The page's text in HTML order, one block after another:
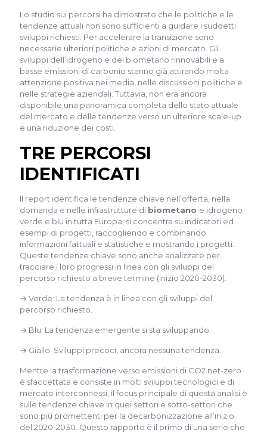
Lo studio sui percorsi ha dimostrato che le politiche e le
tendenze attuali non sono sufficienti a guidare i suddetti
sviluppi richiesti. Per accelerare la transizione sono
necessarie ulteriori politiche e azioni di mercato. Gli
sviluppi dell’idrogeno e del biometano rinnovabili e a
basse emissioni di carbonio stanno già attirando molta
attenzione positiva nei media, nelle discussioni politiche e
nelle strategie aziendali. Tuttavia, non era ancora
disponibile una panoramica completa dello stato attuale
del mercato e delle tendenze verso un ulteriore scale-up
e una riduzione dei costi.
TRE PERCORSI
IDENTIFICATI
Il report identifica le tendenze chiave nell’offerta, nella
domanda e nelle infrastrutture di biometano e idrogeno
verde e blu in tutta Europa; si concentra su indicatori ed
esempi di progetti, raccogliendo e combinando
informazioni fattuali e statistiche e mostrando i progetti.
Queste tendenze chiave sono anche analizzate per
tracciare i loro progressi in linea con gli sviluppi del
percorso richiesto a breve termine (inizio 2020-2030):
→ Verde: La tendenza è in linea con gli sviluppi del
percorso richiesto.
→ Blu: La tendenza emergente si sta sviluppando.
→ Giallo: Sviluppi precoci, ancora nessuna tendenza.
Mentre la trasformazione verso emissioni di CO2 net-zero
è sfaccettata e consiste in molti sviluppi tecnologici e di
mercato interconnessi, il focus principale di questa analisi è
sulle tendenze chiave in quei settori e sotto-settori che
sono più promettenti per la decarbonizzazione all’inizio
del 2020-2030. Questo rapporto è il primo di una serie che